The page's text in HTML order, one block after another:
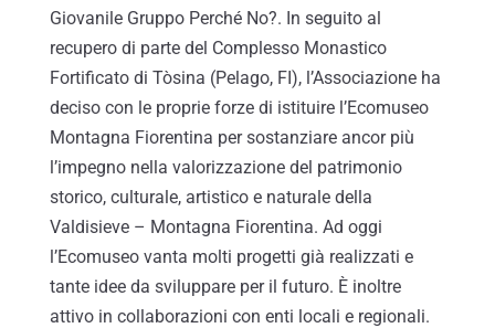
Giovanile Gruppo Perché No?. In seguito al
recupero di parte del Complesso Monastico
Fortificato di Tòsina (Pelago, FI), l’Associazione ha
deciso con le proprie forze di istituire l’Ecomuseo
Montagna Fiorentina per sostanziare ancor più
l’impegno nella valorizzazione del patrimonio
storico, culturale, artistico e naturale della
Valdisieve – Montagna Fiorentina. Ad oggi
l’Ecomuseo vanta molti progetti già realizzati e
tante idee da sviluppare per il futuro. È inoltre
attivo in collaborazioni con enti locali e regionali.